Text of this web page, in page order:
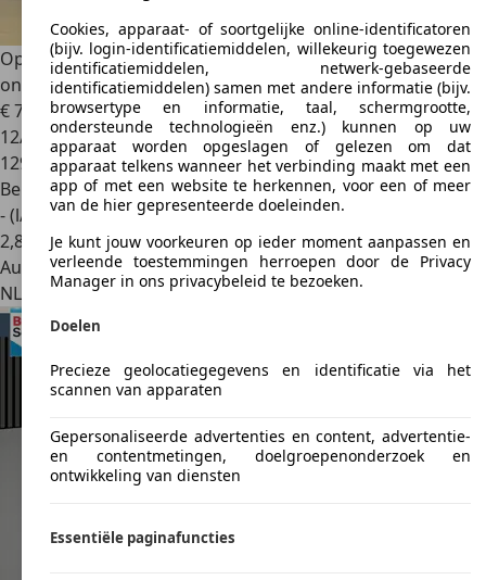
Opel Mokka1.4 T Edition | Navi | Bluetooth | Dealer
onderhou
€ 7.400
12/2014
129.985 km
Benzine
- (l/100 km)
2,8
Autobedrijf
NL 1271 TWHuizen
Cookies, apparaat- of soortgelijke online-identificatoren
(bijv. login-identificatiemiddelen, willekeurig toegewezen
identificatiemiddelen, netwerk-gebaseerde
identificatiemiddelen) samen met andere informatie (bijv.
browsertype en informatie, taal, schermgrootte,
ondersteunde technologieën enz.) kunnen op uw
apparaat worden opgeslagen of gelezen om dat
apparaat telkens wanneer het verbinding maakt met een
app of met een website te herkennen, voor een of meer
van de hier gepresenteerde doeleinden.
Je kunt jouw voorkeuren op ieder moment aanpassen en
verleende toestemmingen herroepen door de Privacy
Manager in ons privacybeleid te bezoeken.
Doelen
Precieze geolocatiegegevens en identificatie via het
scannen van apparaten
Gepersonaliseerde advertenties en content, advertentie-
en contentmetingen, doelgroepenonderzoek en
ontwikkeling van diensten
Essentiële paginafuncties